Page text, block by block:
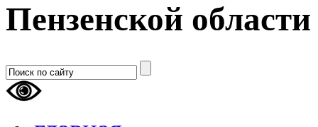
Пензенской области